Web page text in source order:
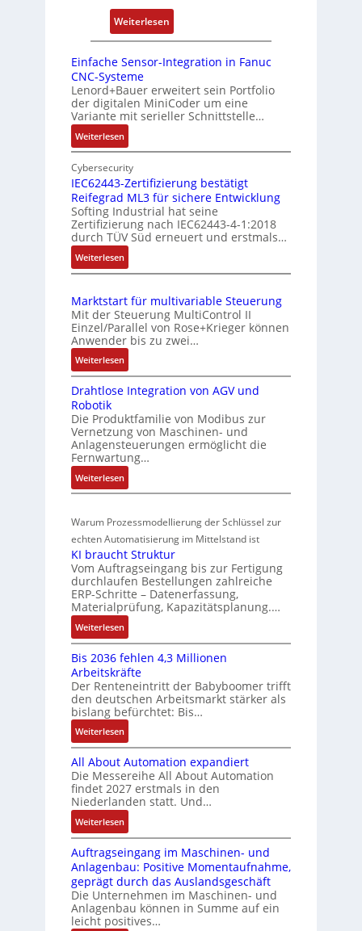
e
e
e
r
y
i
P
o
s
i
i
o
e
s
s
u
n
n
d
Z
u
t
a
n
d
s
r
a
c
h
u
Weiterlesen:
D
h
g
e
e
k
o
m
b
n
e
r
t
o
s
t
i
s
e
s
s
u
n
g
n
d
Z
u
s
a
n
d
s
b
e
r
w
a
Einfache Sensor-Integration in Fanuc
CNC-Systeme
Lenord+Bauer erweitert sein Portfolio
der digitalen MiniCoder um eine
Variante mit serieller Schnittstelle…
Weiterlesen:
E
i
n
a
c
h
e
S
n
s
o
r
-
I
n
e
g
r
t
o
i
n
F
a
n
u
c
C
N
C
-
S
y
s
t
e
m
e
Cybersecurity
IEC62443-Zertifizierung bestätigt
Reifegrad ML3 für sichere Entwicklung
Softing Industrial hat seine
Zertifizierung nach IEC62443-4-1:2018
durch TÜV Süd erneuert und erstmals…
Weiterlesen:
I
C
6
2
4
4
3
-
e
r
t
u
n
g
b
e
s
t
ä
t
i
g
t
R
e
i
f
e
g
r
a
d
M
L
Marktstart für multivariable Steuerung
Mit der Steuerung MultiControl II
Einzel/Parallel von Rose+Krieger können
Anwender bis zu zwei…
Weiterlesen:
M
a
k
t
s
t
a
r
f
ü
r
m
u
l
v
a
r
i
a
b
l
e
S
t
e
u
e
r
u
n
g
Drahtlose Integration von AGV und
Robotik
Die Produktfamilie von Modibus zur
Vernetzung von Maschinen- und
Anlagensteuerungen ermöglicht die
Fernwartung…
Weiterlesen:
D
a
h
t
l
o
s
e
I
n
t
e
g
r
a
t
i
o
n
v
o
n
G
V
u
n
d
Warum Prozessmodellierung der Schlüssel zur
echten Automatisierung im Mittelstand ist
KI braucht Struktur
Vom Auftragseingang bis zur Fertigung
durchlaufen Bestellungen zahlreiche
ERP-Schritte – Datenerfassung,
Materialprüfung, Kapazitätsplanung.…
Weiterlesen:
K
I
b
r
a
u
c
h
t
S
t
r
u
k
t
u
r
Bis 2036 fehlen 4,3 Millionen
Arbeitskräfte
Der Renteneintritt der Babyboomer trifft
den deutschen Arbeitsmarkt stärker als
bislang befürchtet: Bis…
Weiterlesen:
B
i
s
2
0
3
6
f
e
h
l
e
All About Automation expandiert
Die Messereihe All About Automation
findet 2027 erstmals in den
Niederlanden statt. Und…
Weiterlesen:
A
l
l
A
b
o
u
Auftragseingang im Maschinen- und
Anlagenbau: Positive Momentaufnahme,
geprägt durch das Auslandsgeschäft
Die Unternehmen im Maschinen- und
Anlagenbau können in Summe auf ein
leicht positives…